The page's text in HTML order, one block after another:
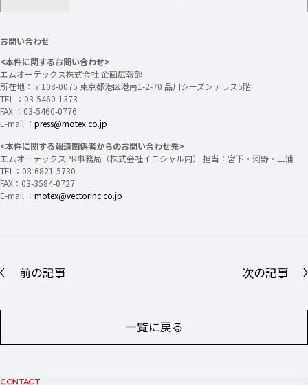
お問い合わせ
<本件に関するお問い合わせ>
エムオーテックス株式会社 企画広報部
所在地：〒108-0075 東京都港区港南1-2-70 品川シーズンテラス5階
TEL ：03-5460-1373
FAX ：03-5460-0776
E-mail ： press@motex.co.jp
<本件に関する報道関係者からのお問い合わせ先>
エムオーテックスPR事務局（株式会社イニシャル内） 担当：宮下・河野・三浦
TEL：03-6821-5730
FAX：03-3584-0727
E-mail ： motex@vectorinc.co.jp
前の記事
一覧に戻る
次の記事
CONTACT